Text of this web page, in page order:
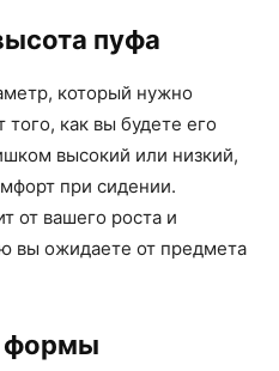
пуфа
который нужно
того, как вы будете его
высокий или низкий,
при сидении.
от вашего роста и
вы ожидаете от предмета
формы